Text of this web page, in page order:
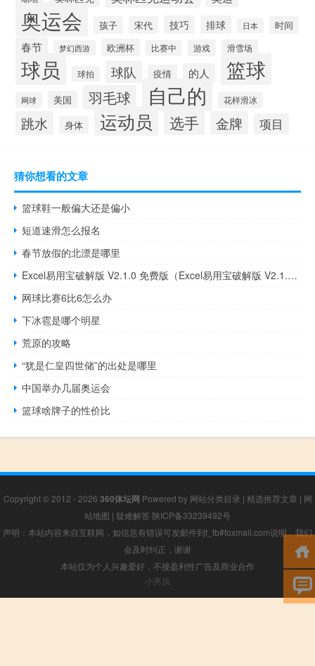
奥运会 孩子 宋代 技巧 排球 日本 时间
春节 梦幻西游 欧洲杯 比赛中 游戏 滑雪场
球员 球拍 球队 疫情 的人 篮球
网球 美国 羽毛球 自己的 花样滑冰
跳水 身体 运动员 选手 金牌 项目
猜你想看的文章
篮球鞋一般偏大还是偏小
短道速滑怎么报名
春节放假的北漂是哪里
Excel易用宝破解版 V2.1.0 免费版（Excel易用宝破解版 V2.1.0 免费版功能简介）
网球比赛6比6怎么办
下冰雹是哪个明星
荒原的攻略
“犹是仁皇四世储”的出处是哪里
中国举办几届奥运会
篮球啥牌子的性价比
Copyright © 2012 - 2026 360体坛网 Powered by 网站分类目录 | 精选推荐文章 | 网
站地图 | 疑难解答 陕ICP备33239492号
声明：本站内容来自互联网，如信息有错误可发邮件到f_fb#foxmail.com说明，我们
会及时纠正，谢谢
本站仅为个人兴趣爱好，不接盈利性广告及商业合作
小男孩